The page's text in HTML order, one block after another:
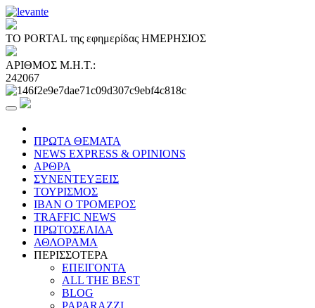
ΤΟ PORTAL της εφημερίδας ΗΜΕΡΗΣΙΟΣ
ΑΡΙΘΜΟΣ Μ.Η.Τ.:
242067
ΠΡΩΤΑ ΘΕΜΑΤΑ
NEWS EXPRESS & OPINIONS
ΑΡΘΡΑ
ΣΥΝΕΝΤΕΥΞΕΙΣ
ΤΟΥΡΙΣΜΟΣ
ΙΒΑΝ Ο ΤΡΟΜΕΡΟΣ
TRAFFIC NEWS
ΠΡΩΤΟΣΕΛΙΔΑ
ΑΘΛΟΡΑΜΑ
ΠΕΡΙΣΣΟΤΕΡΑ
ΕΠΕΙΓΟΝΤΑ
ALL THE BEST
BLOG
PAPARAZZI